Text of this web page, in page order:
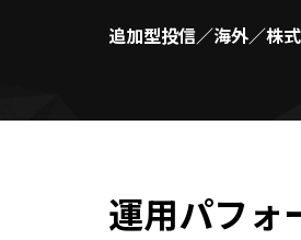
追加型投信／海外／株式
運用パフォ